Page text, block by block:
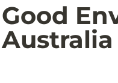
Good
Australia